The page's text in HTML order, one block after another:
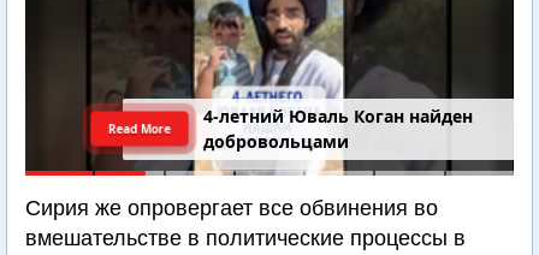
4-летний Юваль Коган найден
добровольцами
Read More
Сирия же опровергает все обвинения во
вмешательстве в политические процессы в